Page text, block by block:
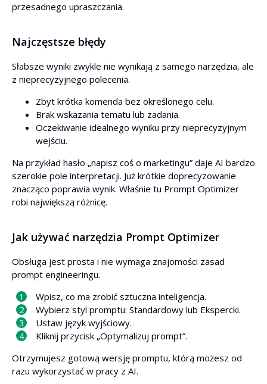
przesadnego upraszczania.
Najczęstsze błędy
Słabsze wyniki zwykle nie wynikają z samego narzędzia, ale
z nieprecyzyjnego polecenia.
Zbyt krótka komenda bez określonego celu.
Brak wskazania tematu lub zadania.
Oczekiwanie idealnego wyniku przy nieprecyzyjnym
wejściu.
Na przykład hasło „napisz coś o marketingu” daje AI bardzo
szerokie pole interpretacji. Już krótkie doprecyzowanie
znacząco poprawia wynik. Właśnie tu Prompt Optimizer
robi największą różnicę.
Jak używać narzędzia Prompt Optimizer
Obsługa jest prosta i nie wymaga znajomości zasad
prompt engineeringu.
Wpisz, co ma zrobić sztuczna inteligencja.
Wybierz styl promptu: Standardowy lub Ekspercki.
Ustaw język wyjściowy.
Kliknij przycisk „Optymalizuj prompt”.
Otrzymujesz gotową wersję promptu, którą możesz od
razu wykorzystać w pracy z AI.